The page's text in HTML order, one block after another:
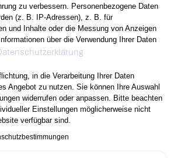
zu verbessern. Personenbezogene Daten
(z. B. IP-Adressen), z. B. für
und Inhalte oder die Messung von Anzeigen
über die Verwendung Ihrer Daten
in die Verarbeitung Ihrer Daten
Angebot zu nutzen. Sie können Ihre Auswahl
widerrufen oder anpassen. Bitte beachten
Einstellungen möglicherweise nicht
verfügbar sind.
Axeptio consent